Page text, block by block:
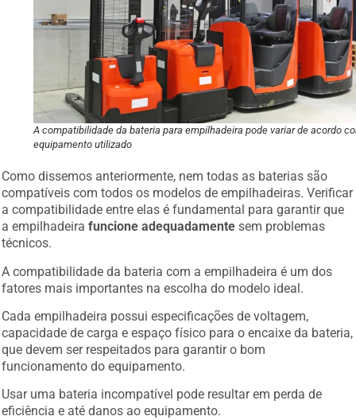
A compatibilidade da bateria para empilhadeira pode variar de acordo
equipamento utilizado
Como dissemos anteriormente, nem todas as baterias são
compatíveis com todos os modelos de empilhadeiras. Verificar
a compatibilidade entre elas é fundamental para garantir que
a empilhadeirafuncione adequadamente sem problemas
técnicos.
A compatibilidade da bateria com a empilhadeira é um dos
fatores mais importantes na escolha do modelo ideal.
Cada empilhadeira possui especificações de voltagem,
capacidade de carga e espaço físico para o encaixe da bateria,
que devem ser respeitados para garantir o bom
funcionamento do equipamento.
Usar uma bateria incompatível pode resultar em perda de
eficiência e até danos ao equipamento.